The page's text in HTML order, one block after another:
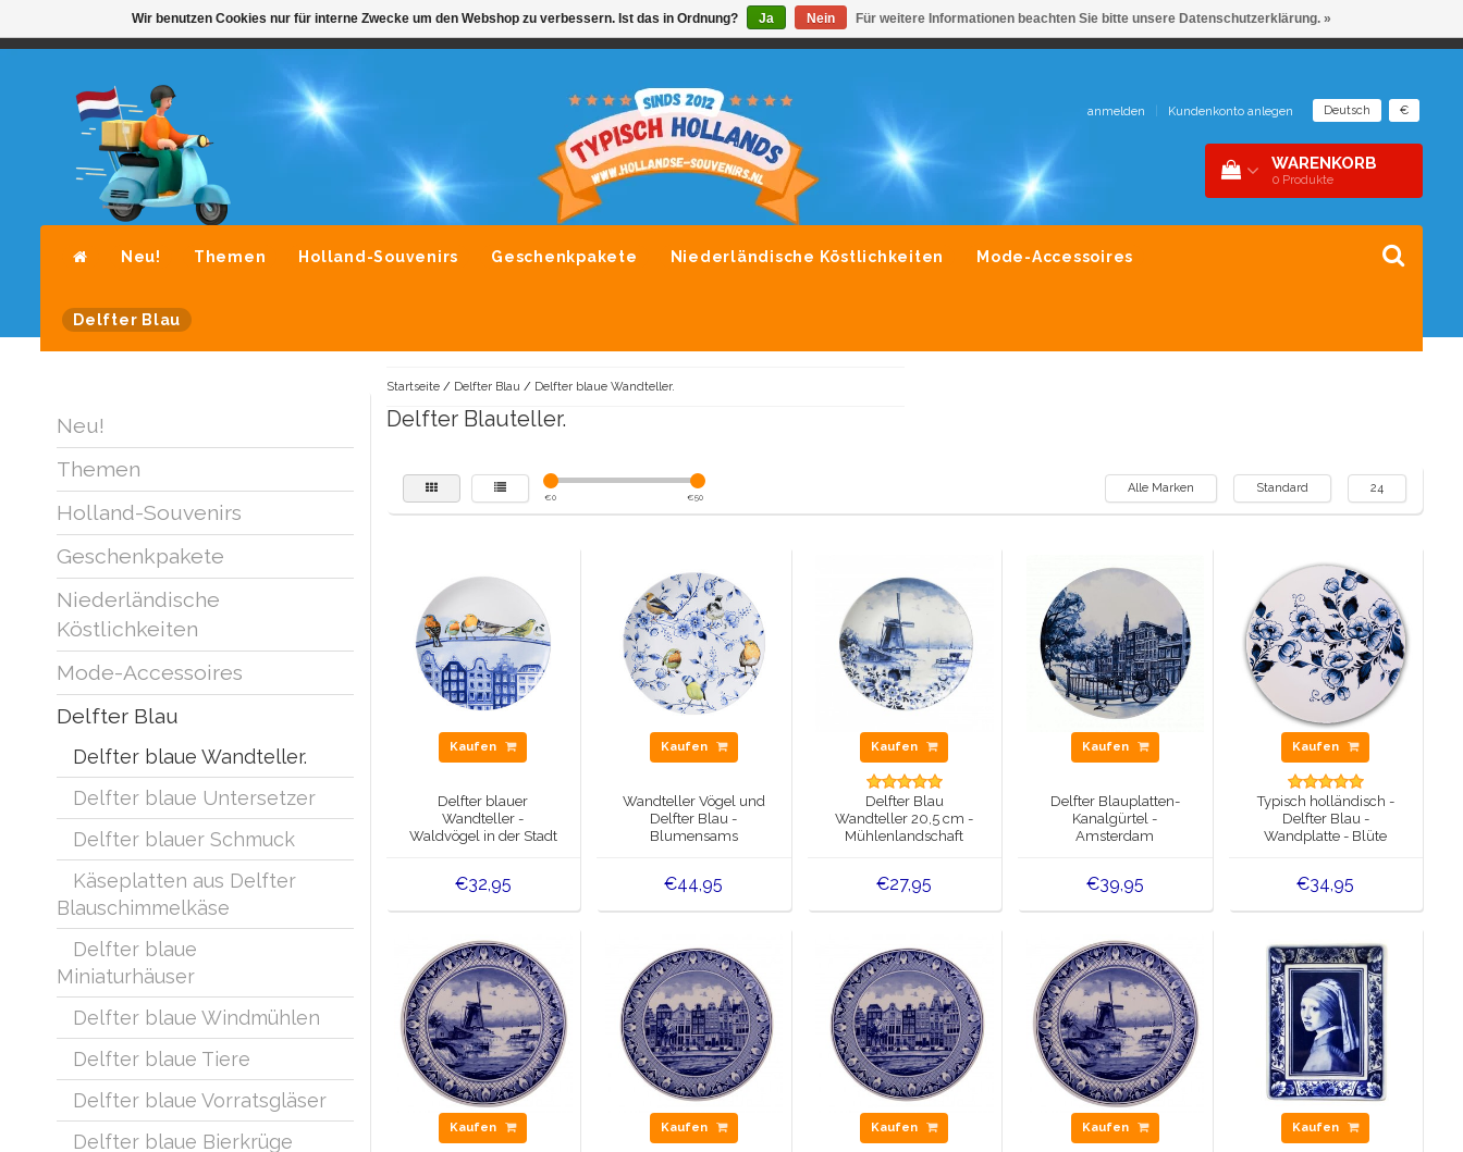
STANDAARD LEVERING DOOR POST-NL AVONDLEVERING MOGELIJK ALLE MERKEN SOUVENIRS ONDER 1 DAK SNEL CONTACT 0229-745390
anmelden Kundenkonto anlegen Deutsch €
WARENKORB
0 Produkte
Neu! Themen Holland-Souvenirs Geschenkpakete Niederländische Köstlichkeiten Mode-Accessoires
Delfter Blau
Neu!
Themen
Holland-Souvenirs
Geschenkpakete
Niederländische
Köstlichkeiten
Mode-Accessoires
Delfter Blau
Delfter blaue Wandteller.
Delfter blaue Untersetzer
Delfter blauer Schmuck
Käseplatten aus Delfter
Blauschimmelkäse
Delfter blaue
Miniaturhäuser
Delfter blaue Windmühlen
Delfter blaue Tiere
Delfter blaue Vorratsgläser
Delfter blaue Bierkrüge
Startseite/ Delfter Blau / Delfter blaue Wandteller.
Delfter Blauteller.
€0 €50
Alle Marken Standard 24
Kaufen
Delfter blauer
Wandteller -
Waldvögel in der Stadt
€32,95
Kaufen
Wandteller Vögel und
Delfter Blau -
Blumensams
€44,95
Kaufen
Delfter Blau
Wandteller 20,5 cm -
Mühlenlandschaft
€27,95
Kaufen
Delfter Blauplatten-
Kanalgürtel -
Amsterdam
€39,95
Kaufen
Typisch holländisch -
Delfter Blau -
Wandplatte - Blüte
€34,95
Kaufen Kaufen Kaufen Kaufen Kaufen
Wir benutzen Cookies nur für interne Zwecke um den Webshop zu verbessern. Ist das in Ordnung? Ja Nein Für weitere Informationen beachten Sie bitte unsere Datenschutzerklärung. »